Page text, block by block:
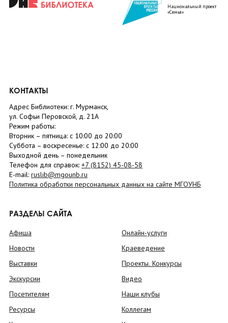
Национальный проект
«Семья»
КОНТАКТЫ
Адрес Библиотеки: г. Мурманск,
ул. Софьи Перовской, д. 21А
Режим работы:
Вторник – пятница: с 10:00 до 20:00
Суббота – воскресенье: c 12:00 до 20:00
Выходной день – понедельник
Телефон для справок: +7 (8152) 45-08-58
E-mail: ruslib@mgounb.ru
Политика обработки персональных данных на сайте МГОУНБ
РАЗДЕЛЫ САЙТА
Афиша
Новости
Выставки
Экскурсии
Посетителям
Ресурсы
Онлайн-услуги
Краеведение
Проекты. Конкурсы
Видео
Наши клубы
Коллегам